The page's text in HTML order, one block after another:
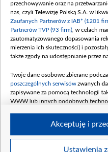
przechowywanie oraz na
nas, czyli Telewizję Polską S.A. w
Zaufanych Partnerów z IAB* (1201
Partnerów TVP (93 firm) , w celach
zautomatyzowanego dopasowania
mierzenia ich skuteczności) i
także zgody na udostępnianie przez
Twoje dane osobowe zbierane
poszczególnych serwisów zwanych
zapisywane za pomocą technologii
WWW lub innych podobnych
Twoje dane osobowe zbierane
Ustawienia
Akceptuję i